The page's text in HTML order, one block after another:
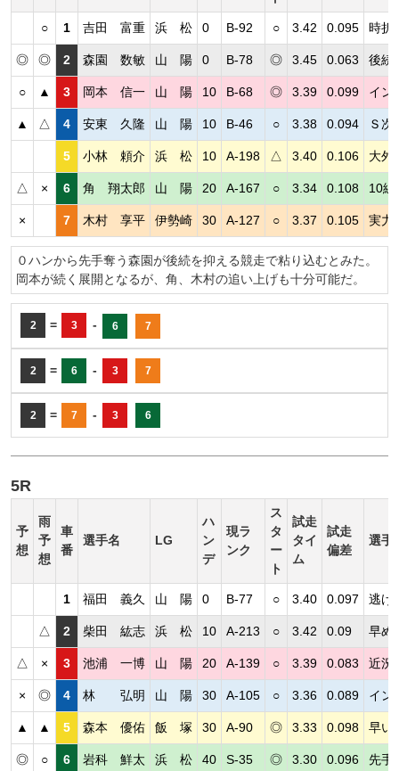
○ 1 吉田 富重 浜 松 0 B-92 ○ 3.42 0.095 時折
◎ ◎ 2 森園 数敏 山 陽 0 B-78 ◎ 3.45 0.063 後続
○ ▲ 3 岡本 信一 山 陽 10 B-68 ◎ 3.39 0.099 イン
▲ △ 4 安東 久隆 山 陽 10 B-46 ○ 3.38 0.094 Ｓ次
5 小林 頼介 浜 松 10 A-198 △ 3.40 0.106 大外
△ × 6 角 翔太郎 山 陽 20 A-167 ○ 3.34 0.108 10線
× 7 木村 享平 伊勢崎 30 A-127 ○ 3.37 0.105 実力
０ハンから先手奪う森園が後続を抑える競走で粘り込むとみた。
岡本が続く展開となるが、角、木村の追い上げも十分可能だ。
2 = 3 - 6 7
2 = 6 - 3 7
2 = 7 - 3 6
5R
予
想
雨
予
想
車
番
選手名 LG
ハ
ン
デ
現ラ
ンク
ス
タ
ー
ト
試走
タイ
ム
試走
偏差
選手
1 福田 義久 山 陽 0 B-77 ○ 3.40 0.097 逃げ
△ 2 柴田 紘志 浜 松 10 A-213 ○ 3.42 0.09 早め
△ × 3 池浦 一博 山 陽 20 A-139 ○ 3.39 0.083 近況
× ◎ 4 林 弘明 山 陽 30 A-105 ○ 3.36 0.089 イン
▲ ▲ 5 森本 優佑 飯 塚 30 A-90 ◎ 3.33 0.098 早い
◎ ○ 6 岩科 鮮太 浜 松 40 S-35 ◎ 3.30 0.096 先手